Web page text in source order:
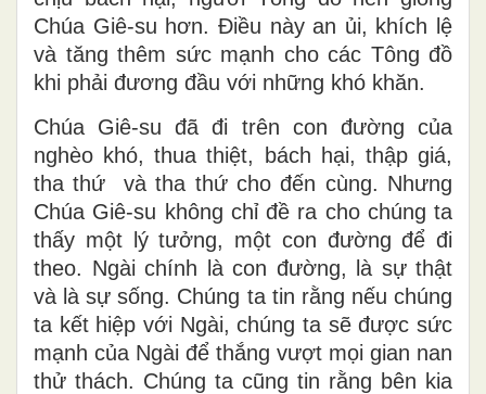
Chúa Giê-su hơn. Điều này an ủi, khích lệ
và tăng thêm sức mạnh cho các Tông đồ
khi phải đương đầu với những khó khăn.
Chúa Giê-su đã đi trên con đường của
nghèo khó, thua thiệt, bách hại, thập giá,
tha thứ và tha thứ cho đến cùng. Nhưng
Chúa Giê-su không chỉ đề ra cho chúng ta
thấy một lý tưởng, một con đường để đi
theo. Ngài chính là con đường, là sự thật
và là sự sống. Chúng ta tin rằng nếu chúng
ta kết hiệp với Ngài, chúng ta sẽ được sức
mạnh của Ngài để thắng vượt mọi gian nan
thử thách. Chúng ta cũng tin rằng bên kia